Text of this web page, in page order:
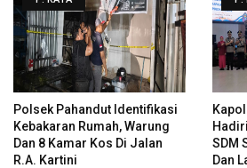
Polsek Pahandut Identifikasi
Kebakaran Rumah, Warung
Dan 8 Kamar Kos Di Jalan
R.A. Kartini
SDM
Dan